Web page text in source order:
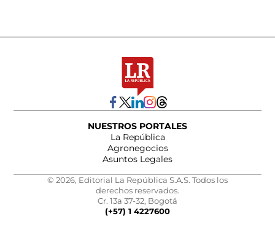
NUESTROS PORTALES
La República
Agronegocios
Asuntos Legales
© 2026, Editorial La República S.A.S. Todos los
derechos reservados.
Cr. 13a 37-32, Bogotá
(+57) 1 4227600